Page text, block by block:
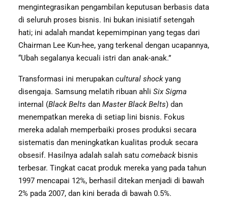
mengintegrasikan pengambilan keputusan berbasis data
di seluruh proses bisnis. Ini bukan inisiatif setengah
hati; ini adalah mandat kepemimpinan yang tegas dari
Chairman Lee Kun-hee, yang terkenal dengan ucapannya,
“Ubah segalanya kecuali istri dan anak-anak.”
Transformasi ini merupakan cultural shockyang
disengaja. Samsung melatih ribuan ahli Six Sigma
internal (Black Belts dan Master Black Belts) dan
menempatkan mereka di setiap lini bisnis. Fokus
mereka adalah memperbaiki proses produksi secara
sistematis dan meningkatkan kualitas produk secara
obsesif. Hasilnya adalah salah satu comebackbisnis
terbesar. Tingkat cacat produk mereka yang pada tahun
1997 mencapai 12%, berhasil ditekan menjadi di bawah
2% pada 2007, dan kini berada di bawah 0.5%.